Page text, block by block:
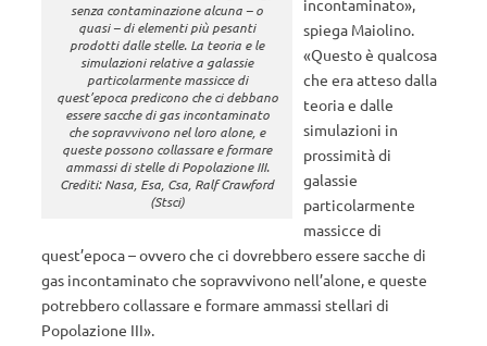
senza contaminazione alcuna – o
quasi – di elementi più pesanti
prodotti dalle stelle. La teoria e le
simulazioni relative a galassie
particolarmente massicce di
quest’epoca predicono che ci debbano
essere sacche di gas incontaminato
che sopravvivono nel loro alone, e
queste possono collassare e formare
ammassi di stelle di Popolazione III.
Crediti: Nasa, Esa, Csa, Ralf Crawford
(Stsci)
incontaminato»,
spiega Maiolino.
«Questo è qualcosa
che era atteso dalla
teoria e dalle
simulazioni in
prossimità di
galassie
particolarmente
massicce di
quest’epoca – ovvero che ci dovrebbero essere sacche di
gas incontaminato che sopravvivono nell’alone, e queste
potrebbero collassare e formare ammassi stellari di
Popolazione III».